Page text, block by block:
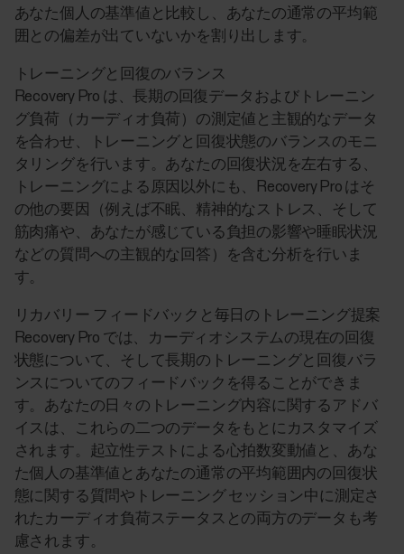
あなた個人の基準値と比較し、あなたの通常の平均範
囲との偏差が出ていないかを割り出します。
トレーニングと回復のバランス
Recovery Pro は、長期の回復データおよびトレーニン
グ負荷（カーディオ負荷）の測定値と主観的なデータ
を合わせ、トレーニングと回復状態のバランスのモニ
タリングを行います。あなたの回復状況を左右する、
トレーニングによる原因以外にも、Recovery Pro はそ
の他の要因（例えば不眠、精神的なストレス、そして
筋肉痛や、あなたが感じている負担の影響や睡眠状況
などの質問への主観的な回答）を含む分析を行いま
す。
リカバリー フィードバックと毎日のトレーニング提案
Recovery Pro では、カーディオシステムの現在の回復
状態について、そして長期のトレーニングと回復バラ
ンスについてのフィードバックを得ることができま
す。あなたの日々のトレーニング内容に関するアドバ
イスは、これらの二つのデータをもとにカスタマイズ
されます。起立性テストによる心拍数変動値と、あな
た個人の基準値とあなたの通常の平均範囲内の回復状
態に関する質問やトレーニング セッション中に測定さ
れたカーディオ負荷ステータスとの両方のデータも考
慮されます。